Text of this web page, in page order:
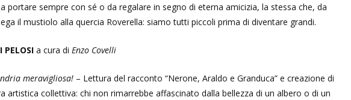
portare sempre con sé o da regalare in segno di eterna amicizia, la stessa che, da
il mustiolo alla quercia Roverella: siamo tutti piccoli prima di diventare grandi.
PELOSI a cura di Enzo Covelli
meravigliosa! – Lettura del racconto “Nerone, Araldo e Granduca” e creazione di
artistica collettiva: chi non rimarrebbe affascinato dalla bellezza di un albero o di un